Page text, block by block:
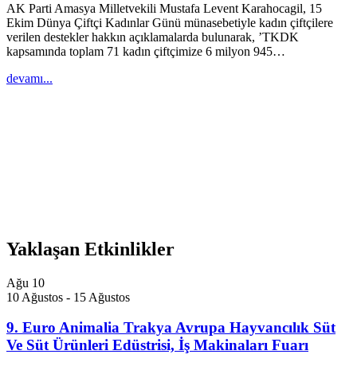
AK Parti Amasya Milletvekili Mustafa Levent Karahocagil, 15
Ekim Dünya Çiftçi Kadınlar Günü münasebetiyle kadın çiftçilere
verilen destekler hakkın açıklamalarda bulunarak, ’TKDK
kapsamında toplam 71 kadın çiftçimize 6 milyon 945…
devamı...
Yaklaşan Etkinlikler
Ağu 10
10 Ağustos - 15 Ağustos
9. Euro Animalia Trakya Avrupa Hayvancılık Süt
Ve Süt Ürünleri Edüstrisi, İş Makinaları Fuarı